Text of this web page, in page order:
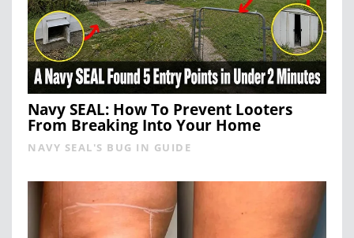
Navy SEAL: How To Prevent Looters
From Breaking Into Your Home
NAVY SEAL'S BUG IN GUIDE